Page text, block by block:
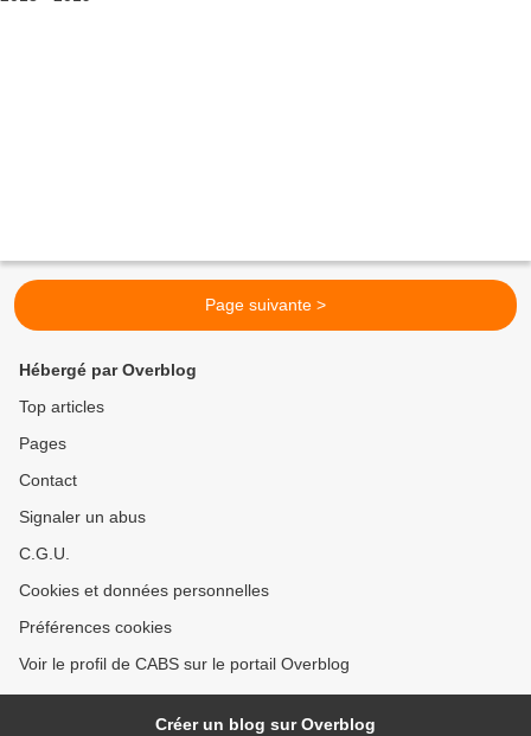
Page suivante >
Hébergé par Overblog
Top articles
Pages
Contact
Signaler un abus
C.G.U.
Cookies et données personnelles
Préférences cookies
Voir le profil de CABS sur le portail Overblog
Créer un blog sur Overblog